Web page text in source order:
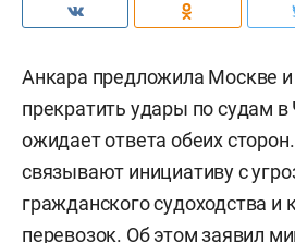
Анкара предложила Москве
прекратить удары по судам
ожидает ответа обеих
связывают инициативу с
гражданского судоходства и
перевозок. Об этом заявил